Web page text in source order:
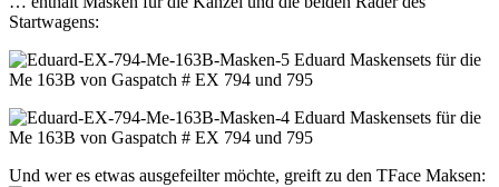
Startwagens:
Und wer es etwas ausgefeilter möchte, greift zu den TFace Maksen: